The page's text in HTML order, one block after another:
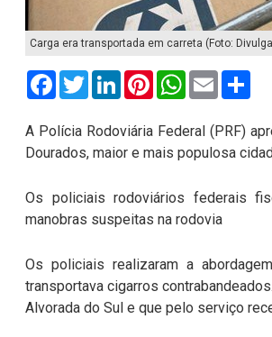
Carga era transportada em carreta (Foto:
FacebookTwitterLinkedInPinterestWhatsApp
Email
A Polícia Rodoviária Federal (PRF)
Dourados, maior e mais populosa
Os policiais rodoviários federais
manobras suspeitas na rodovia
Os policiais realizaram a
transportava cigarros
Alvorada do Sul e que pelo serviço